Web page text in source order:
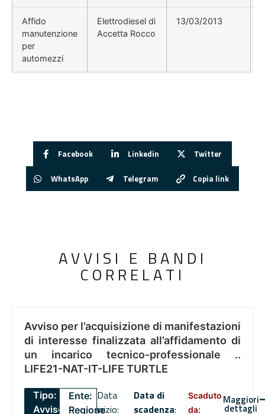
Affido
manutenzione
per
automezzi
Elettrodiesel di
Accetta Rocco
13/03/2013
Facebook Linkedin Twitter
WhatsApp Telegram Copia link
AVVISI E BANDI
CORRELATI
Avviso per l’acquisizione di manifestazioni
di interesse finalizzata all’affidamento di
un incarico tecnico-professionale ..
LIFE21-NAT-IT-LIFE TURTLE
Tipo:
Avviso
Ente:
Regione
Data
inizio:
Data di
scadenza:
Scaduto
da:
Maggiori
dettagli